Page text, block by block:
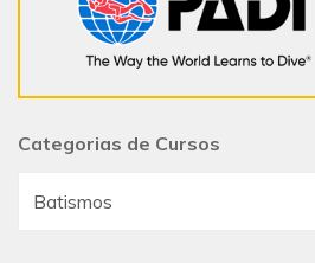
Categorias de Cursos